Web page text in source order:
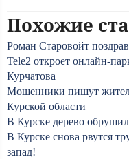
Похожие
Роман Старовойт
Tele2 откроет онлайн-
Курчатова
Мошенники пишут
Курской области
В Курске дерево
В Курске снова рвутся
запад!